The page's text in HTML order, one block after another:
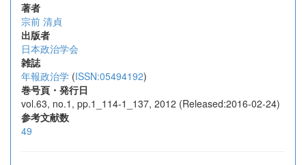
著者
宗前 清貞
出版者
日本政治学会
雑誌
年報政治学 (ISSN:05494192)
巻号頁・発行日
vol.63, no.1, pp.1_114-1_137, 2012 (Released:2016-02-24)
参考文献数
49